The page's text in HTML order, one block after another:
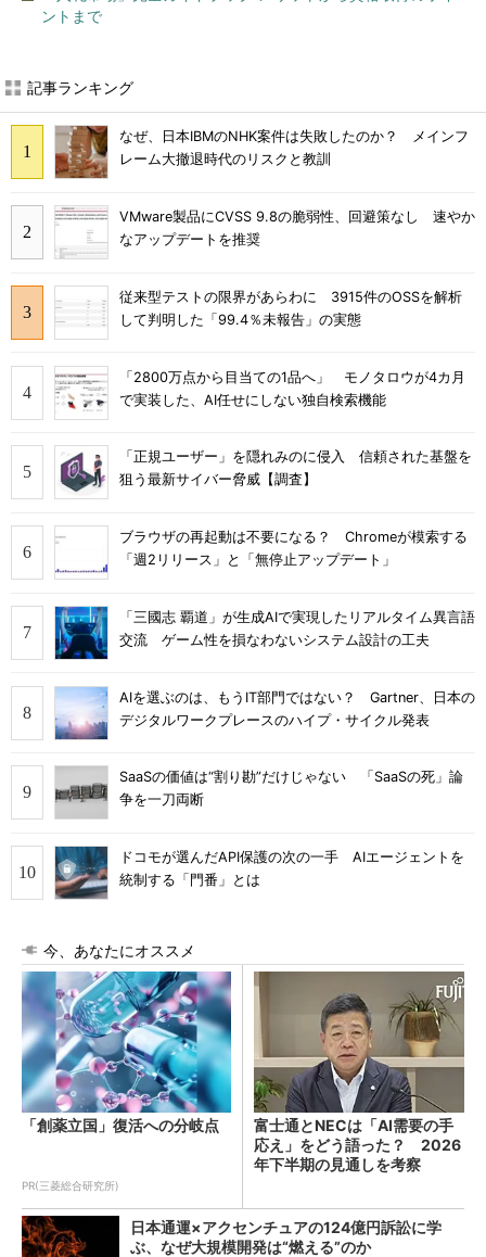
ントまで
記事ランキング
なぜ、日本IBMのNHK案件は失敗したのか？ メインフ
レーム大撤退時代のリスクと教訓
VMware製品にCVSS 9.8の脆弱性、回避策なし 速やか
なアップデートを推奨
従来型テストの限界があらわに 3915件のOSSを解析
して判明した「99.4％未報告」の実態
「2800万点から目当ての1品へ」 モノタロウが4カ月
で実装した、AI任せにしない独自検索機能
「正規ユーザー」を隠れみのに侵入 信頼された基盤を
狙う最新サイバー脅威【調査】
ブラウザの再起動は不要になる？ Chromeが模索する
「週2リリース」と「無停止アップデート」
「三國志 覇道」が生成AIで実現したリアルタイム異言語
交流 ゲーム性を損なわないシステム設計の工夫
AIを選ぶのは、もうIT部門ではない？ Gartner、日本の
デジタルワークプレースのハイプ・サイクル発表
SaaSの価値は“割り勘”だけじゃない 「SaaSの死」論
争を一刀両断
ドコモが選んだAPI保護の次の一手 AIエージェントを
統制する「門番」とは
今、あなたにオススメ
「創薬立国」復活への分岐点
PR(三菱総合研究所)
富士通とNECは「AI需要の手
応え」をどう語った？ 2026
年下半期の見通しを考察
日本通運×アクセンチュアの124億円訴訟に学
ぶ、なぜ大規模開発は“燃える”のか